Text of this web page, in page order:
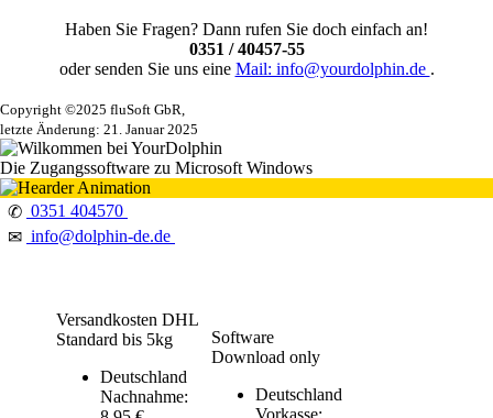
Haben Sie Fragen? Dann rufen Sie doch einfach an!
0351 / 40457-55
oder senden Sie uns eine Mail: info@yourdolphin.de .
Copyright ©2025 fluSoft GbR,
letzte Änderung: 21. Januar 2025
Die Zugangssoftware zu Microsoft Windows
✆ 0351 404570
✉ info@dolphin-de.de
Versandkosten DHL
Standard bis 5kg
Deutschland
Nachnahme:
Software
Download only
Deutschland